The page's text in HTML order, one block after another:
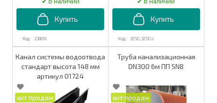
230010 325G,325Gs
Канал системы водоотвода
стандарт высота 148 мм
артикул 01724
Труба канализационная
DN300 6м ПП SN8